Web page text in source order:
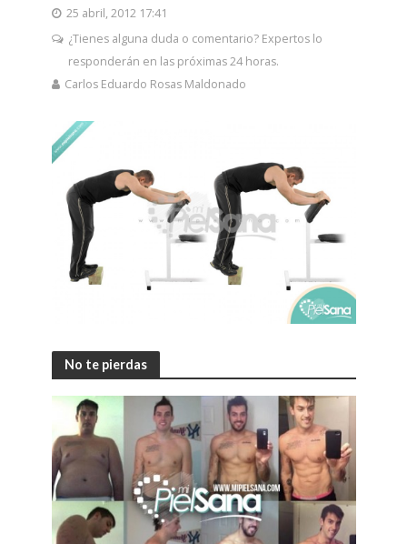
25 abril, 2012 17:41
¿Tienes alguna duda o comentario? Expertos lo
responderán en las próximas 24 horas.
Carlos Eduardo Rosas Maldonado
No te pierdas